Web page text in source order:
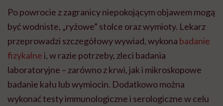
Po powrocie z zagranicy niepokojącym objawem mogą
być wodniste, „ryżowe” stolce oraz wymioty. Lekarz
przeprowadzi szczegółowy wywiad, wykona badanie
fizykalnei, w razie potrzeby, zleci badania
laboratoryjne – zarówno z krwi, jak i mikroskopowe
badanie kału lub wymiocin. Dodatkowo można
wykonać testy immunologiczne i serologiczne w celu